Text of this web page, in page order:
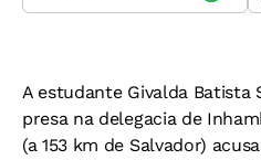
A estudante Givalda Batista
presa na delegacia de
(a 153 km de Salvador)